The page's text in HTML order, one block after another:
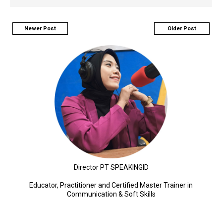
Newer Post Older Post
Director PT SPEAKINGID
Educator, Practitioner and Certified Master Trainer in
Communication & Soft Skills